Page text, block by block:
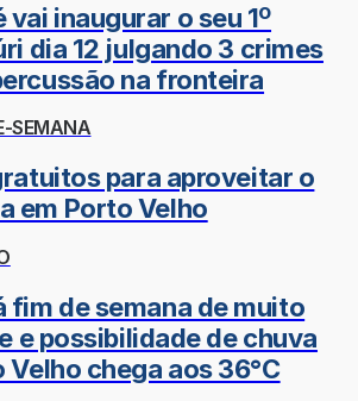
vai inaugurar o seu 1º
dia 12 julgando 3 crimes
na fronteira
SEMANA
para aproveitar o
em Porto Velho
fim de semana de muito
e possibilidade de chuva
chega aos 36°C